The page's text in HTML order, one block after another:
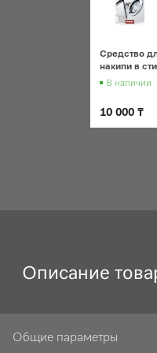
Средство
накипи в
10 000 ₸
В наличии
Описание
Общие параметры